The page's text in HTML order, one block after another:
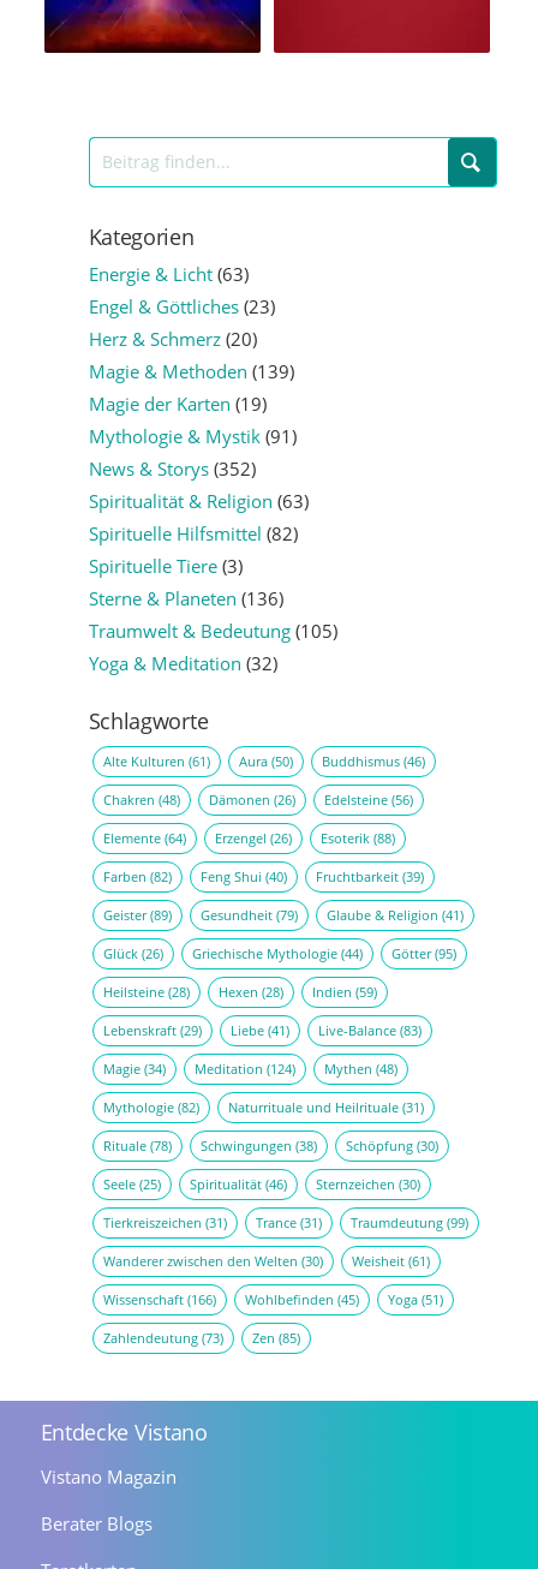
Kategorien
Energie & Licht(63)
Engel & Göttliches(23)
Herz & Schmerz(20)
Magie & Methoden (139)
Magie der Karten (19)
Mythologie & Mystik(91)
News & Storys(352)
Spiritualität & Religion (63)
Spirituelle Hilfsmittel (82)
Spirituelle Tiere(3)
Sterne & Planeten (136)
Traumwelt & Bedeutung(105)
Yoga & Meditation (32)
Schlagworte
Alte Kulturen (61) Aura(50) Buddhismus(46)
Chakren (48) Dämonen (26) Edelsteine(56)
Elemente(64) Erzengel (26) Esoterik(88)
Farben (82) Feng Shui (40) Fruchtbarkeit(39)
Geister(89) Gesundheit(79) Glaube & Religion (41)
Glück(26) Griechische Mythologie(44) Götter(95)
Heilsteine(28) Hexen (28) Indien (59)
Lebenskraft(29) Liebe(41) Live-Balance(83)
Magie(34) Meditation (124) Mythen (48)
Mythologie(82) Naturrituale und Heilrituale(31)
Rituale(78) Schwingungen (38) Schöpfung(30)
Seele(25) Spiritualität(46) Sternzeichen (30)
Tierkreiszeichen (31) Trance(31) Traumdeutung(99)
Wanderer zwischen den Welten (30) Weisheit(61)
Wissenschaft(166) Wohlbefinden (45) Yoga(51)
Zahlendeutung(73) Zen (85)
Entdecke Vistano
Vistano Magazin
Berater Blogs